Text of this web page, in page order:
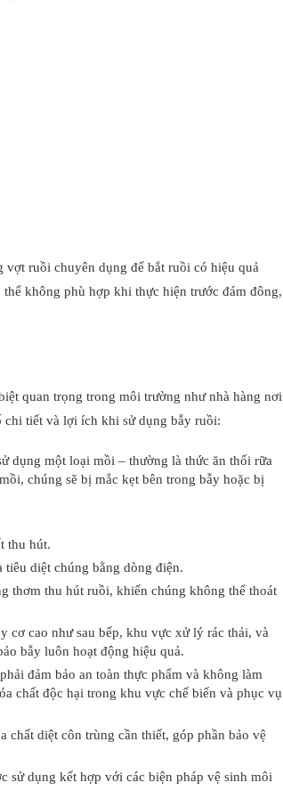
ruồi chuyên dụng để bắt ruồi có hiệu quả
không phù hợp khi thực hiện trước đám đông,
quan trọng trong môi trường như nhà hàng nơi
chi tiết và lợi ích khi sử dụng bẫy ruồi:
dụng một loại mồi – thường là thức ăn thối rữa
chúng sẽ bị mắc kẹt bên trong bẫy hoặc bị
thu hút.
diệt chúng bằng dòng điện.
thơm thu hút ruồi, khiến chúng không thể thoát
cơ cao như sau bếp, khu vực xử lý rác thải, và
bẫy luôn hoạt động hiệu quả.
đảm bảo an toàn thực phẩm và không làm
chất độc hại trong khu vực chế biến và phục vụ
chất diệt côn trùng cần thiết, góp phần bảo vệ
sử dụng kết hợp với các biện pháp vệ sinh môi